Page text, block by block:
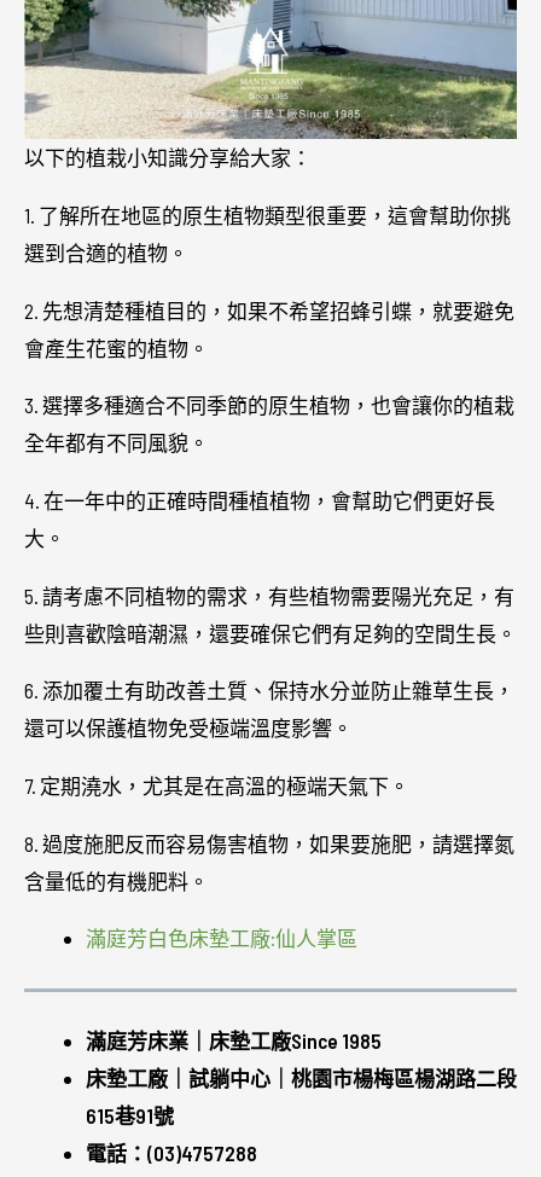
以下的植栽小知識分享給大家：
1. 了解所在地區的原生植物類型很重要，這會幫助你挑
選到合適的植物。
2. 先想清楚種植目的，如果不希望招蜂引蝶，就要避免
會產生花蜜的植物。
3. 選擇多種適合不同季節的原生植物，也會讓你的植栽
全年都有不同風貌。
4. 在一年中的正確時間種植植物，會幫助它們更好長
大。
5. 請考慮不同植物的需求，有些植物需要陽光充足，有
些則喜歡陰暗潮濕，還要確保它們有足夠的空間生長。
6. 添加覆土有助改善土質、保持水分並防止雜草生長，
還可以保護植物免受極端溫度影響。
7. 定期澆水，尤其是在高溫的極端天氣下。
8. 過度施肥反而容易傷害植物，如果要施肥，請選擇氮
含量低的有機肥料。
滿庭芳白色床墊工廠:仙人掌區
滿庭芳床業｜床墊工廠Since 1985
床墊工廠｜試躺中心｜桃園市楊梅區楊湖路二段
615巷91號
電話：(03)4757288